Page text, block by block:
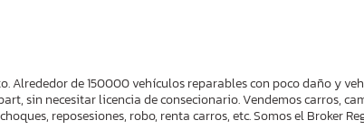
Alrededor de 150000 vehículos reparables con poco daño y
sin necesitar licencia de consecionario. Vendemos carros,
reposesiones, robo, renta carros, etc. Somos el Broker